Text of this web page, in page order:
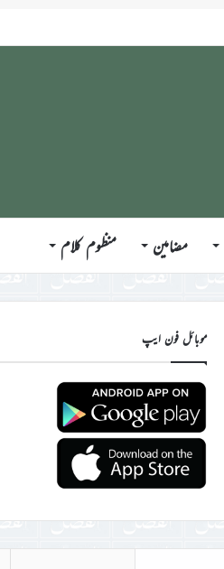
مضامین منظوم کلام
موبائل فون ایپ